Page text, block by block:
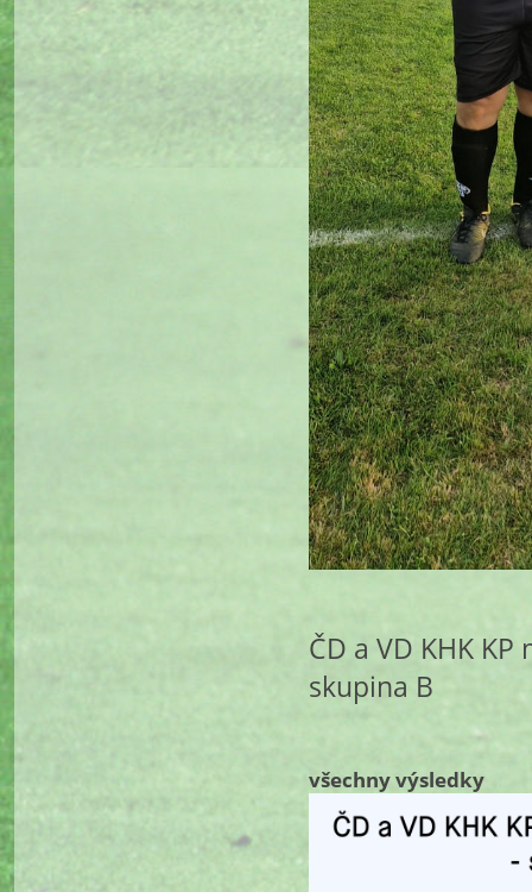
ČD a VD KHK
skupina B
všechny výsledky